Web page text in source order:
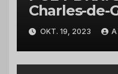
Charles-de-
Bad
OKT. 19, 2023